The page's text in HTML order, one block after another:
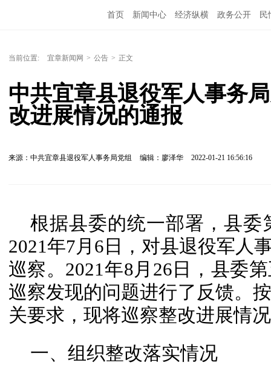
首页 新闻中心 经济纵横 政务公开 民
当前位置: 宜章新闻网 > 公告 > 正文
中共宜章县退役军人事务
改进展情况的通报
来源：中共宜章县退役军人事务局党组 编辑：廖泽华 2022-01-21 16:56:16
根据县委的统一部署，县委
2021年7月6日，对县退役军人
巡察。2021年8月26日，县委
巡察发现的问题进行了反馈。
关要求，现将巡察整改进展情
一、组织整改落实情况